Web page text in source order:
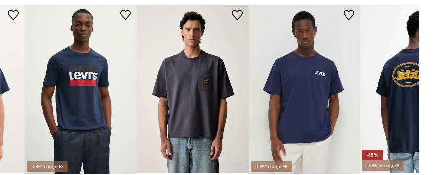
-5%* с код: FS -5%* с код: FS
-15%
-5%* с код: FS